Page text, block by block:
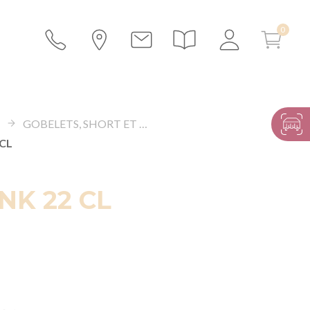
GOBELETS, SHORT ET LONG DRINKS
22 CL